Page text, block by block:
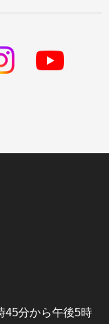
45分から午後5時